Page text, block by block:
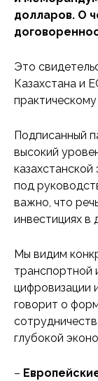
долларов. О
Это
Казахстана и
Подписанный
высокий
под
важно, что
инвестициях в
Мы видим
транспортной
цифровизации
говорит о
глубокой
–